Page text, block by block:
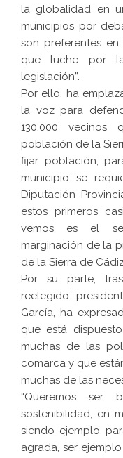
la globalidad en
municipios por
son preferentes
que luche por
legislación”.
Por ello, ha
la voz para
130.000
población de la
fijar población,
municipio se
Diputación
estos primeros
vemos es el
marginación de la
de la Sierra de
Por su parte,
reelegido
García, ha
que está
muchas de las
comarca y que
muchas de las
“Queremos
sostenibilidad, en
siendo ejemplo
agrada, ser